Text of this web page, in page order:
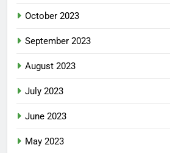
October 2023
September 2023
August 2023
July 2023
June 2023
May 2023